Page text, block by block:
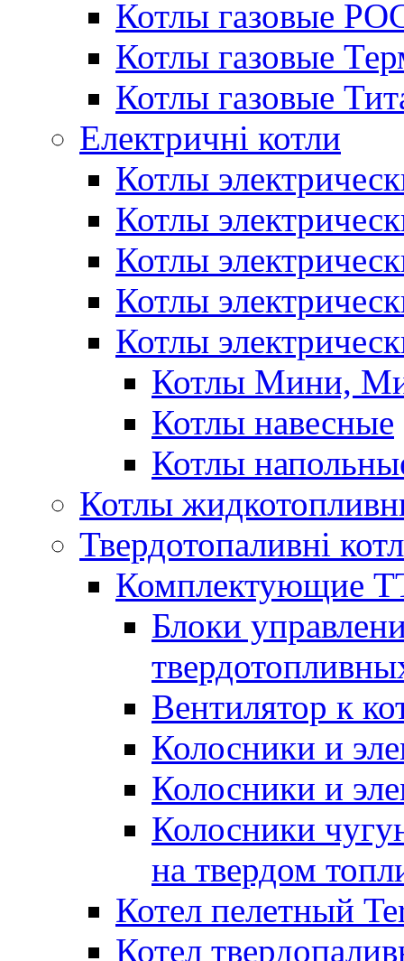
Котлы газовые
Котлы газовые
Котлы газовые
Електричні котли
Котлы
Котлы
Котлы
Котлы
Котлы
Котлы Мини,
Котлы навесные
Котлы
Котлы
Твердотопаливні
Комплектующие
Блоки
Вентилятор к
Колосники и
Колосники и
Колосники
на твердом
Котел пелетный
Котел